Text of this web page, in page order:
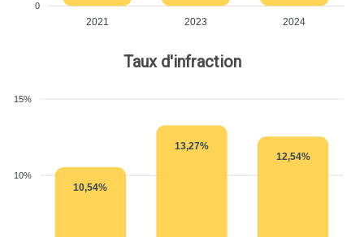
0
2021 2023 2024
Taux d'infraction
15%
10%
10,54%
13,27%
12,54%